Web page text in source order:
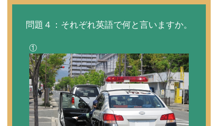
問題４：それぞれ英語で何と言いますか。
①